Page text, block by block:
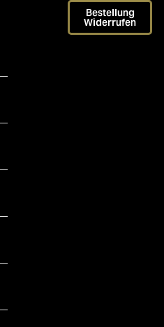
Bestellung
Widerrufen